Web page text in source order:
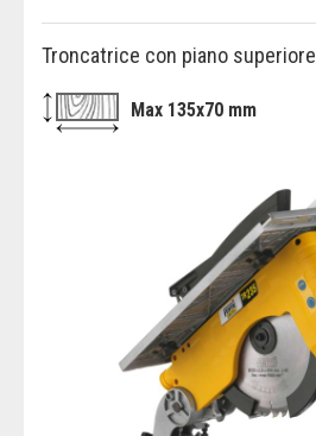
Troncatrice con piano superiore
Max 135x70 mm